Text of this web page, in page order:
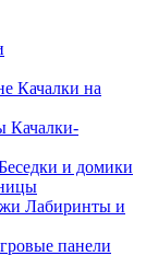
Качалки на
Качалки-
и домики
Лабиринты и
панели